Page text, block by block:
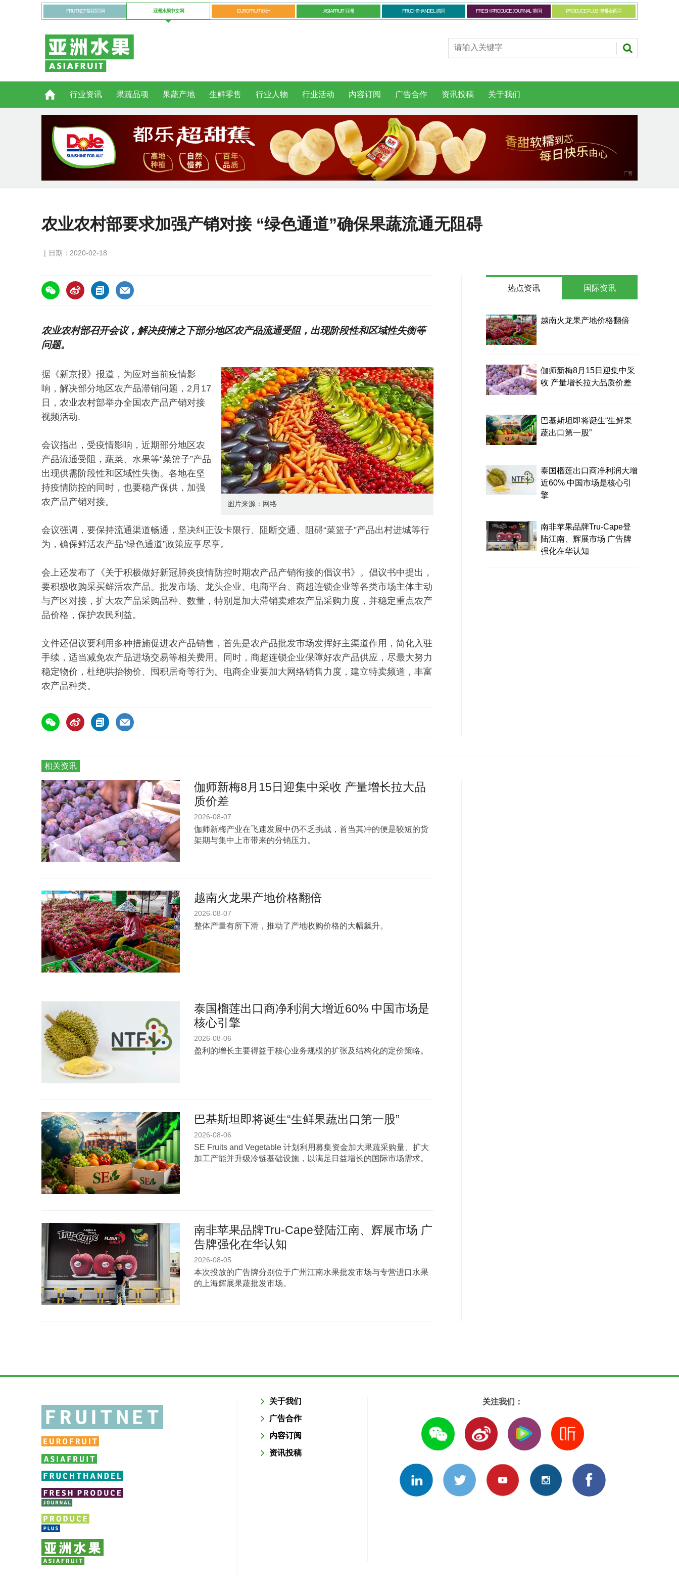
FRUITNET 集团官网 亚洲水果中文网 EUROFRUIT 欧洲 ASIAFRUIT 亚洲 FRUCHTHANDEL 德国 FRESH PRODUCE JOURNAL 英国 PRODUCE PLUS 澳洲-新西兰
行业资讯 果蔬品项 果蔬产地 生鲜零售 行业人物 行业活动 内容订阅 广告合作 资讯投稿 关于我们
农业农村部要求加强产销对接 “绿色通道”确保果蔬流通无阻碍
日期：2020-02-18
https://asiafruitchina.net/19209.html
农业农村部召开会议，解决疫情之下部分地区农产品流通受阻，出现阶段性和区域性失衡等
问题。
图片来源：网络
据《新京报》报道，为应对当前疫情影
响，解决部分地区农产品滞销问题，2月17
日，农业农村部举办全国农产品产销对接
视频活动.
会议指出，受疫情影响，近期部分地区农
产品流通受阻，蔬菜、水果等“菜篮子”产品
出现供需阶段性和区域性失衡。各地在坚
持疫情防控的同时，也要稳产保供，加强
农产品产销对接。
会议强调，要保持流通渠道畅通，坚决纠正设卡限行、阻断交通、阻碍“菜篮子”产品出村进城等行
为，确保鲜活农产品“绿色通道”政策应享尽享。
会上还发布了《关于积极做好新冠肺炎疫情防控时期农产品产销衔接的倡议书》。倡议书中提出，
要积极收购采买鲜活农产品。批发市场、龙头企业、电商平台、商超连锁企业等各类市场主体主动
与产区对接，扩大农产品采购品种、数量，特别是加大滞销卖难农产品采购力度，并稳定重点农产
品价格，保护农民利益。
文件还倡议要利用多种措施促进农产品销售，首先是农产品批发市场发挥好主渠道作用，简化入驻
手续，适当减免农产品进场交易等相关费用。同时，商超连锁企业保障好农产品供应，尽最大努力
稳定物价，杜绝哄抬物价、囤积居奇等行为。电商企业要加大网络销售力度，建立特卖频道，丰富
农产品种类。
热点资讯
越南火龙果产地价格翻倍
伽师新梅8月15日迎集中采
收 产量增长拉大品质价差
巴基斯坦即将诞生“生鲜果
蔬出口第一股”
泰国榴莲出口商净利润大增
近60% 中国市场是核心引
擎
南非苹果品牌Tru-Cape登
陆江南、辉展市场 广告牌
强化在华认知
国际资讯
相关资讯
伽师新梅8月15日迎集中采收 产量增长拉大品
质价差
2026-08-07
伽师新梅产业在飞速发展中仍不乏挑战，首当其冲的便是较短的货
架期与集中上市带来的分销压力。
越南火龙果产地价格翻倍
2026-08-07
整体产量有所下滑，推动了产地收购价格的大幅飙升。
泰国榴莲出口商净利润大增近60% 中国市场是
核心引擎
2026-08-06
盈利的增长主要得益于核心业务规模的扩张及结构化的定价策略。
巴基斯坦即将诞生“生鲜果蔬出口第一股”
2026-08-06
SE Fruits and Vegetable 计划利用募集资金加大果蔬采购量、扩大
加工产能并升级冷链基础设施，以满足日益增长的国际市场需求。
南非苹果品牌Tru-Cape登陆江南、辉展市场 广
告牌强化在华认知
2026-08-05
本次投放的广告牌分别位于广州江南水果批发市场与专营进口水果
的上海辉展果蔬批发市场。
关于我们
广告合作
内容订阅
资讯投稿
关注我们：